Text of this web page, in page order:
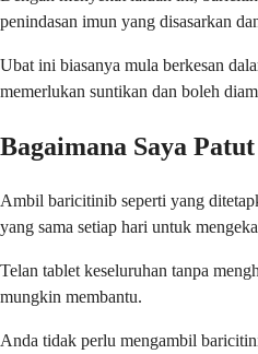
penindasan imun yang disasarkan
Ubat ini biasanya mula berkesan
memerlukan suntikan dan boleh
Bagaimana Saya
Ambil baricitinib seperti yang
yang sama setiap hari untuk
Telan tablet keseluruhan tanpa
mungkin membantu.
Anda tidak perlu mengambil